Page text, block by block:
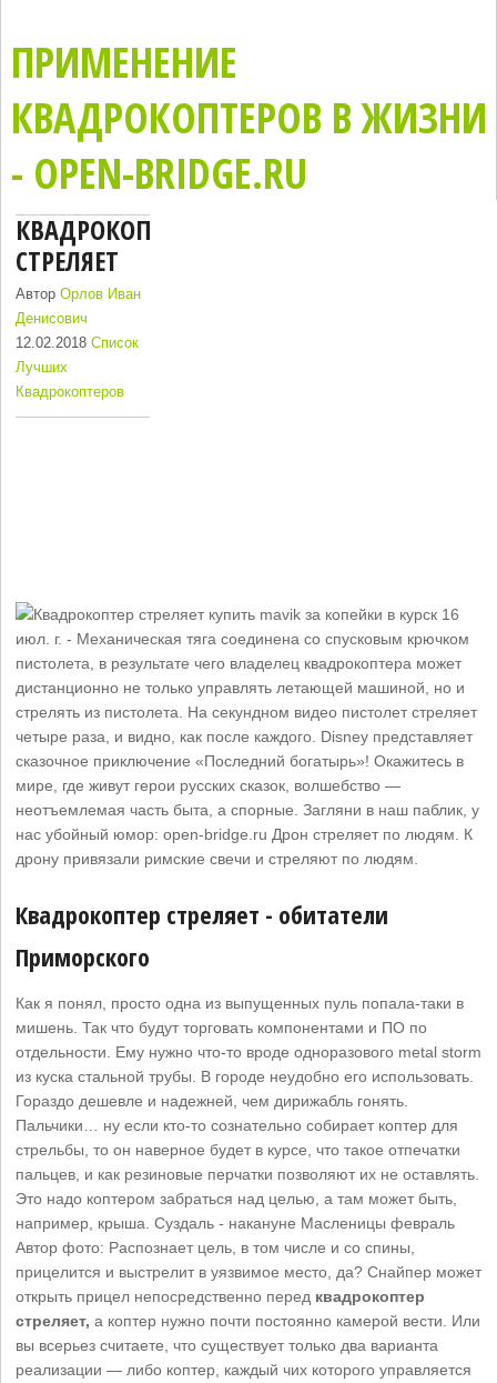
ПРИМЕНЕНИЕ
КВАДРОКОПТЕРОВ В ЖИЗНИ
- OPEN-BRIDGE.RU
КВАДРОКОПТЕР
СТРЕЛЯЕТ
АвторОрлов Иван
Денисович
12.02.2018Список
Лучших
Квадрокоптеров
16
июл. г. - Механическая тяга соединена со спусковым крючком
пистолета, в результате чего владелец квадрокоптера может
дистанционно не только управлять летающей машиной, но и
стрелять из пистолета. На секундном видео пистолет стреляет
четыре раза, и видно, как после каждого. Disney представляет
сказочное приключение «Последний богатырь»! Окажитесь в
мире, где живут герои русских сказок, волшебство —
неотъемлемая часть быта, а спорные. Загляни в наш паблик, у
нас убойный юмор: open-bridge.ru Дрон стреляет по людям. К
дрону привязали римские свечи и стреляют по людям.
Квадрокоптер стреляет - обитатели
Приморского
Как я понял, просто одна из выпущенных пуль попала-таки в
мишень. Так что будут торговать компонентами и ПО по
отдельности. Ему нужно что-то вроде одноразового metal storm
из куска стальной трубы. В городе неудобно его использовать.
Гораздо дешевле и надежней, чем дирижабль гонять.
Пальчики… ну если кто-то сознательно собирает коптер для
стрельбы, то он наверное будет в курсе, что такое отпечатки
пальцев, и как резиновые перчатки позволяют их не оставлять.
Это надо коптером забраться над целью, а там может быть,
например, крыша. Суздаль - накануне Масленицы февраль
Автор фото: Распознает цель, в том числе и со спины,
прицелится и выстрелит в уязвимое место, да? Снайпер может
открыть прицел непосредственно перед квадрокоптер
стреляет, а коптер нужно почти постоянно камерой вести. Или
вы всерьез считаете, что существует только два варианта
реализации — либо коптер, каждый чих которого управляется